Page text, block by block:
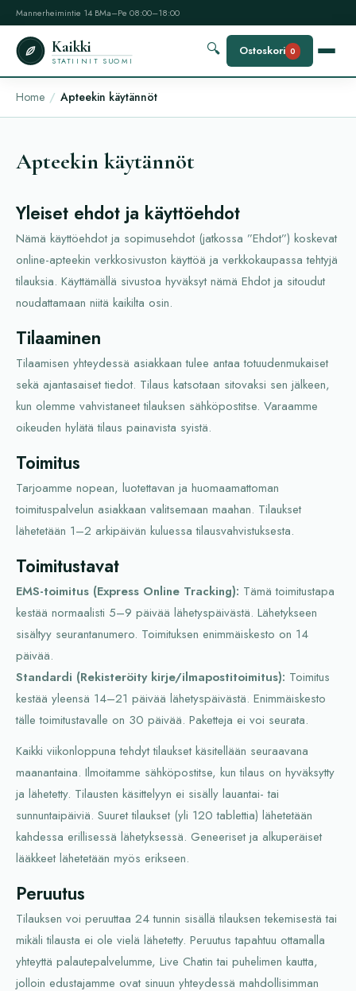
Mannerheimintie 14 BMa–Pe 08:00–18:00
Kaikki
STATIINIT SUOMI
🔍 Ostoskori 0
Home Apteekin käytännöt
Apteekin käytännöt
Yleiset ehdot ja käyttöehdot
Nämä käyttöehdot ja sopimusehdot (jatkossa ”Ehdot”) koskevat
online-apteekin verkkosivuston käyttöä ja verkkokaupassa tehtyjä
tilauksia. Käyttämällä sivustoa hyväksyt nämä Ehdot ja sitoudut
noudattamaan niitä kaikilta osin.
Tilaaminen
Tilaamisen yhteydessä asiakkaan tulee antaa totuudenmukaiset
sekä ajantasaiset tiedot. Tilaus katsotaan sitovaksi sen jälkeen,
kun olemme vahvistaneet tilauksen sähköpostitse. Varaamme
oikeuden hylätä tilaus painavista syistä.
Toimitus
Tarjoamme nopean, luotettavan ja huomaamattoman
toimituspalvelun asiakkaan valitsemaan maahan. Tilaukset
lähetetään 1–2 arkipäivän kuluessa tilausvahvistuksesta.
Toimitustavat
EMS-toimitus (Express Online Tracking): Tämä toimitustapa
kestää normaalisti 5–9 päivää lähetyspäivästä. Lähetykseen
sisältyy seurantanumero. Toimituksen enimmäiskesto on 14
päivää.
Standardi (Rekisteröity kirje/ilmapostitoimitus): Toimitus
kestää yleensä 14–21 päivää lähetyspäivästä. Enimmäiskesto
tälle toimitustavalle on 30 päivää. Paketteja ei voi seurata.
Kaikki viikonloppuna tehdyt tilaukset käsitellään seuraavana
maanantaina. Ilmoitamme sähköpostitse, kun tilaus on hyväksytty
ja lähetetty. Tilausten käsittelyyn ei sisälly lauantai- tai
sunnuntaipäiviä. Suuret tilaukset (yli 120 tablettia) lähetetään
kahdessa erillisessä lähetyksessä. Geneeriset ja alkuperäiset
lääkkeet lähetetään myös erikseen.
Peruutus
Tilauksen voi peruuttaa 24 tunnin sisällä tilauksen tekemisestä tai
mikäli tilausta ei ole vielä lähetetty. Peruutus tapahtuu ottamalla
yhteyttä palautepalvelumme, Live Chatin tai puhelimen kautta,
jolloin edustajamme ovat sinuun yhteydessä mahdollisimman